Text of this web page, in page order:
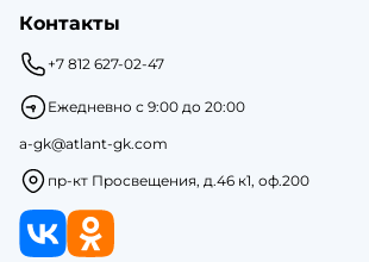
Контакты
+7 812 627-02-47
Ежедневно с 9:00 до 20:00
a-gk@atlant-gk.com
пр-кт Просвещения, д.46 к1, оф.200